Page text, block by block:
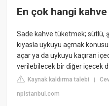
En çok hangi
Sade kahve tüketmek; sütlü,
kıyasla uykuyu açmak
açar ya da uykuyu kaçıran
verilebilecek bir diğer içecek
Kaynak kaldırma talebi |
npistanbul.com